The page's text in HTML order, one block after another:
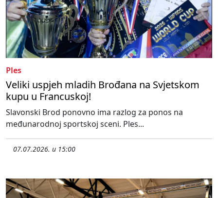
Ples
Veliki uspjeh mladih Brođana na Svjetskom
kupu u Francuskoj!
Slavonski Brod ponovno ima razlog za ponos na
međunarodnoj sportskoj sceni. Ples...
07.07.2026. u 15:00